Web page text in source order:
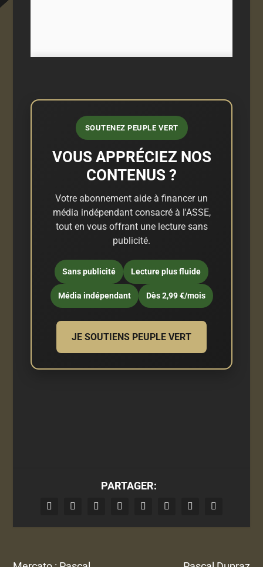
SOUTENEZ PEUPLE VERT
VOUS APPRÉCIEZ NOS
CONTENUS ?
Votre abonnement aide à financer un
média indépendant consacré à l'ASSE,
tout en vous offrant une lecture sans
publicité.
Sans publicité Lecture plus fluide
Média indépendant Dès 2,99 €/mois
JE SOUTIENS PEUPLE VERT
PARTAGER: